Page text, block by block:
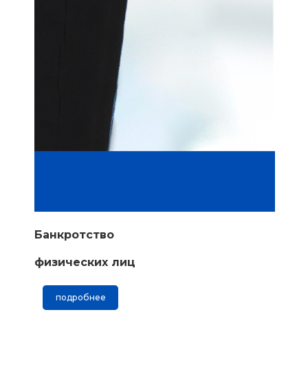
Банкротство
физических лиц
подробнее